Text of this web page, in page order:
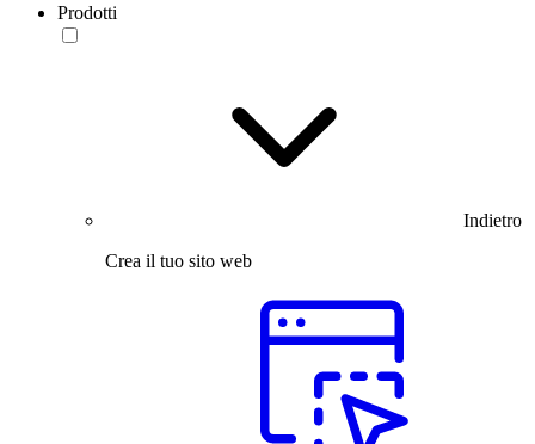
Prodotti
Indietro
Crea il tuo sito web